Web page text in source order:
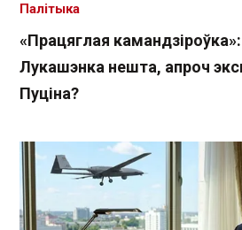
«Працяглая
Лукашэнка нешта, апроч
Пуціна?
Палітыка